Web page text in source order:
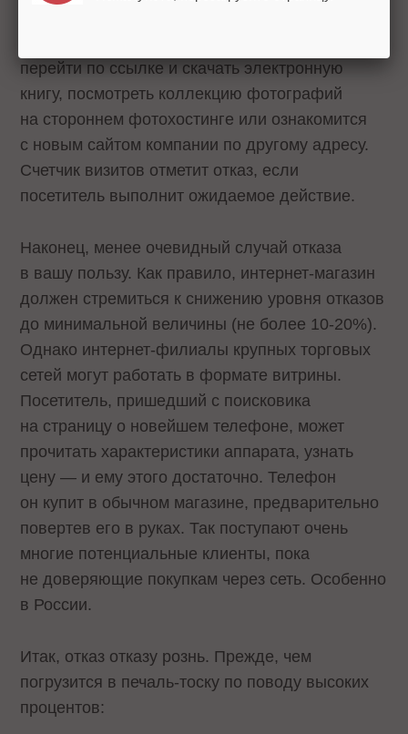
перейти по ссылке и скачать электронную
книгу, посмотреть коллекцию фотографий
на стороннем фотохостинге или ознакомится
с новым сайтом компании по другому адресу.
Счетчик визитов отметит отказ, если
посетитель выполнит ожидаемое действие.
Наконец, менее очевидный случай отказа
в вашу пользу. Как правило, интернет-магазин
должен стремиться к снижению уровня отказов
до минимальной величины (не более 10-20%).
Однако интернет-филиалы крупных торговых
сетей могут работать в формате витрины.
Посетитель, пришедший с поисковика
на страницу о новейшем телефоне, может
прочитать характеристики аппарата, узнать
цену — и ему этого достаточно. Телефон
он купит в обычном магазине, предварительно
повертев его в руках. Так поступают очень
многие потенциальные клиенты, пока
не доверяющие покупкам через сеть. Особенно
в России.
Итак, отказ отказу рознь. Прежде, чем
погрузится в печаль-тоску по поводу высоких
процентов: